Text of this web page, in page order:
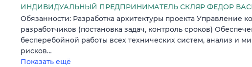
Жизненные
Сберегаем вместе
Гороскопы
ИНДИВИДУАЛЬНЫЙ ПРЕДПРИНИМАТЕЛЬ СКЛЯР ФЕДОР
Обязанности: Разработка архитектуры проекта Управление
разработчиков (постановка задач, контроль сроков)
бесперебойной работы всех технических систем, анализ и
рисков…
Показать ещё